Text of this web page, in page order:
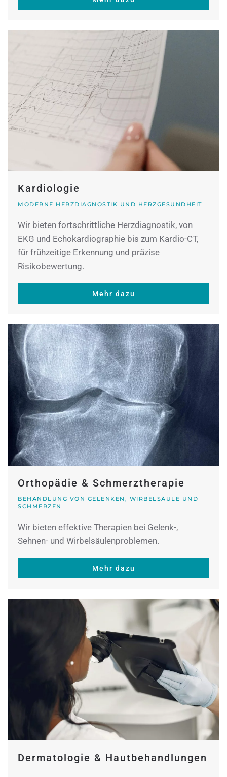
Kardiologie
MODERNE HERZDIAGNOSTIK UND HERZGESUNDHEIT
Wir bieten fortschrittliche Herzdiagnostik, von
EKG und Echokardiographie bis zum Kardio-CT,
für frühzeitige Erkennung und präzise
Risikobewertung.
Mehr dazu
Orthopädie & Schmerztherapie
BEHANDLUNG VON GELENKEN, WIRBELSÄULE UND
SCHMERZEN
Wir bieten effektive Therapien bei Gelenk-,
Sehnen- und Wirbelsäulenproblemen.
Mehr dazu
Dermatologie & Hautbehandlungen